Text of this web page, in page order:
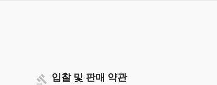
입찰 및 판매 약관